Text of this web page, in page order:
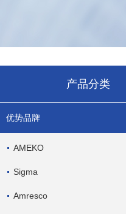
产品分类
优势品牌
AMEKO
Sigma
Amresco